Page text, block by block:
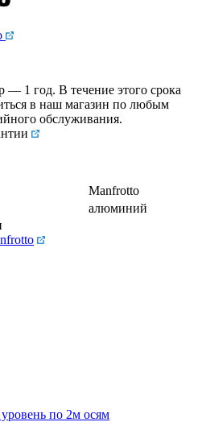
— 1 год. В течение этого срока
в наш магазин по любым
обслуживания.
Manfrotto
алюминий
по 2м осям